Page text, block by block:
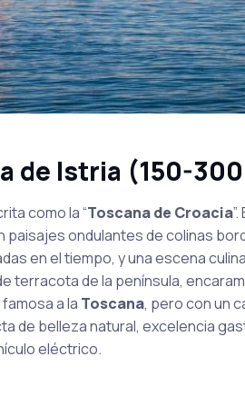
de Istria (150-
como la “Toscana de Croacia
paisajes ondulantes de colinas
en el tiempo, y una escena
terracota de la península,
a la Toscana, pero con un
de belleza natural, excelencia
eléctrico.